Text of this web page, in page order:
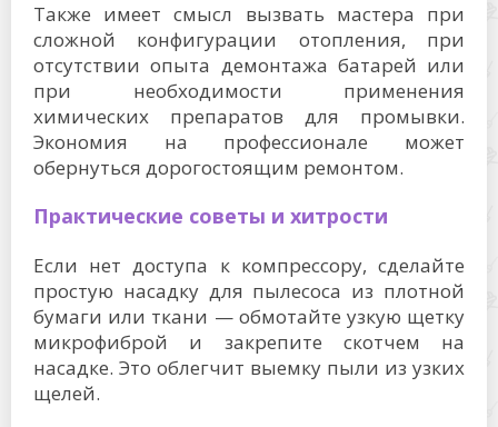
Также имеет смысл вызвать мастера при
сложной конфигурации отопления, при
отсутствии опыта демонтажа батарей или
при необходимости применения
химических препаратов для промывки.
Экономия на профессионале может
обернуться дорогостоящим ремонтом.
Практические советы и хитрости
Если нет доступа к компрессору, сделайте
простую насадку для пылесоса из плотной
бумаги или ткани — обмотайте узкую щетку
микрофиброй и закрепите скотчем на
насадке. Это облегчит выемку пыли из узких
щелей.